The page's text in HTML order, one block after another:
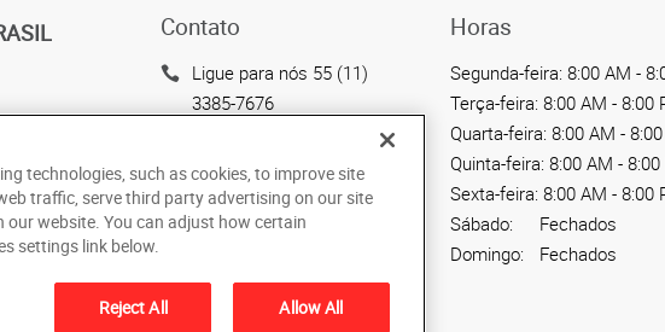
Contato
Ligue para nós 55 (11)
3385-7676
Avenida das Nações
Unidas, 12901 - Loja 145
Horas
Segunda-feira: 8:00 AM -
Terça-feira: 8:00 AM - 8:00
Quarta-feira: 8:00 AM -
Quinta-feira: 8:00 AM - 8:00
Sexta-feira: 8:00 AM - 8:00
Sábado:
Fechados
Domingo:
Fechados
technologies, such as cookies, to improve site
traffic, serve third party advertising on our site
website. You can adjust how certain
settings link below.
Reject All Allow All